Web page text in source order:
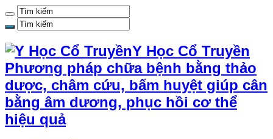
Y Học Cổ Truyền
Phương pháp chữa bệnh bằng thảo
dược, châm cứu, bấm huyệt giúp cân
bằng âm dương, phục hồi cơ thể
hiệu quả